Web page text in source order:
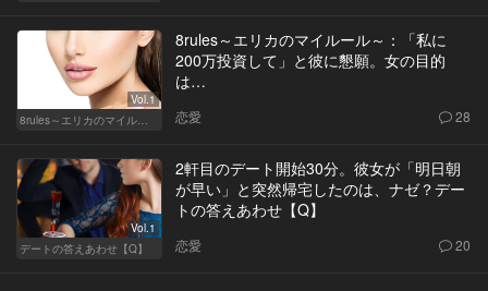
Vol.1
8rules～エリカのマイルール～
8rules～エリカのマイルール～：「私に
200万投資して」と彼に懇願。女の目的
は…
恋愛 28
Vol.1
デートの答えあわせ【Q】
2軒目のデート開始30分。彼女が「明日朝
が早い」と突然帰宅したのは、ナゼ？デー
トの答えあわせ【Q】
恋愛 20